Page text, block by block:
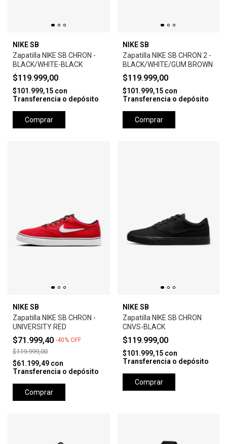
NIKE SB
Zapatilla NIKE SB CHRON -
BLACK/WHITE-BLACK
$119.999,00
$101.999,15 con
Transferencia o depósito
Comprar
NIKE SB
Zapatilla NIKE SB CHRON 2 -
BLACK/WHITE/GUM BROWN
$119.999,00
$101.999,15 con
Transferencia o depósito
Comprar
NIKE SB
Zapatilla NIKE SB CHRON -
UNIVERSITY RED
$71.999,40 -40% OFF
$119.999,00
$61.199,49 con
Transferencia o depósito
Comprar
NIKE SB
Zapatilla NIKE SB CHRON
CNVS-BLACK
$119.999,00
$101.999,15 con
Transferencia o depósito
Comprar